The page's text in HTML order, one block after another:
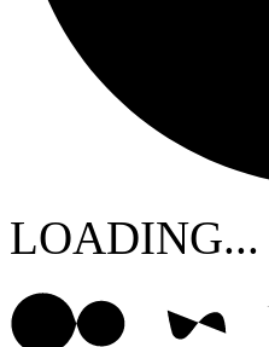
LOADING...